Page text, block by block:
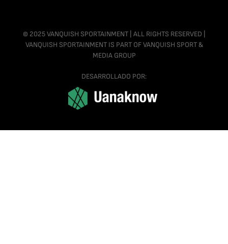
© 2025 VANQUISH SPORTAINMENT | ALL RIGHTS RESERVED |
VANQUISH SPORTAINMENT IS PART OF VANQUISH SPORT &
MEDIA GROUP
DESARROLLADO POR: